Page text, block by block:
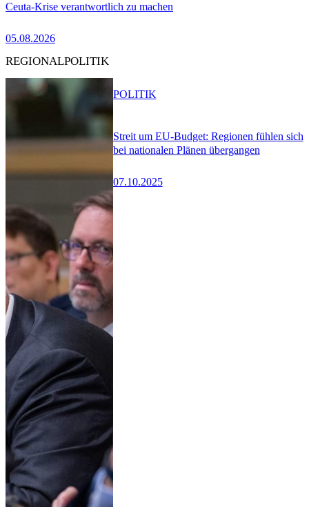
Ceuta-Krise verantwortlich zu machen
05.08.2026
REGIONALPOLITIK
Streit um EU-Budget: Regionen fühlen sich
bei nationalen Plänen übergangen
07.10.2025
POLITIK